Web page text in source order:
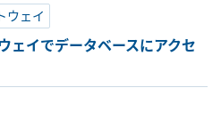
ウェイ
ェイでデータベースにアクセ